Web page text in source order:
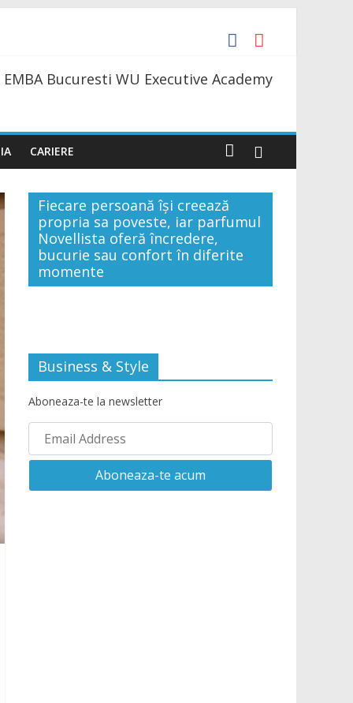
Simkin
Bucuresti WU Executive Academy
CARIERE
Fiecare persoană își creează
propria sa poveste, iar parfumul
Novellista oferă încredere,
bucurie sau confort în diferite
momente
Business & Style
Aboneaza-te la newsletter